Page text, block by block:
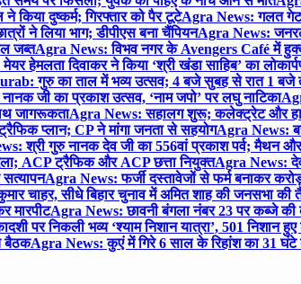
दुष्कर्म; गिरफ्तार को पैर टूटेAgra News: गलत गेट
ने लिया भाग; डीपीएस बना चैंपियनAgra News:
जब्तAgra News: विभव नगर के Avengers Café में
हेमलता दिवाकर ने किया ‘श्री खंडा साहिब’ का
गुरु का ताल में भव्य उत्सव; 4 बजे सुबह से रात 1 बजे
जी का प्रकाश उत्सव, ‘नाम जपो’ पर लघु नाटिका
जागरूकताAgra News: सहालग शुरू; कलेक्ट्रेट और
प्लान; CP ने मांगा जनता से सहयोगAgra News:
श्री गुरु नानक देव जी का 556वां प्रकाश पर्व; मैथन और
ACP ट्रैफिक और ACP छत्ता नियुक्तAgra News:
Agra News: फर्जी दस्तावेजों से फर्म बनाकर
चाहर, सीधे बिहार चुनाव में अमित शाह की जनसभा की
मारपीटAgra News: छावनी बंगला नंबर 23 पर कब्जे की
पर निकली भव्य ‘श्याम निशान यात्रा’, 501 निशान हुए
बैठकAgra News: कुएं में गिरे 6 साल के रिहांश का 31 घंटे